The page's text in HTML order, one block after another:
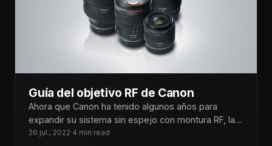
Guía del objetivo RF de Canon
Ahora que Canon ha tenido algunos años para
expandir su sistema sin espejo con montura RF, la
marca ha desarrollado
26 jul., 2022·4 min read